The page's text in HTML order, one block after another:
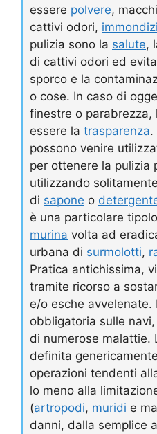
essere polvere,
cattivi odori,
pulizia sono la salute,
di cattivi odori ed
sporco e la
o cose. In caso di
finestre o parabrezza,
essere la trasparenza.
possono venire
per ottenere la pulizia
utilizzando solitamente
di sapone o
è una particolare
murina volta ad
urbana di surmolotti,
Pratica antichissima,
tramite ricorso a
e/o esche avvelenate.
obbligatoria sulle
di numerose malattie.
definita
operazioni tendenti
lo meno alla
(artropodi, muridi e
danni, dalla semplice